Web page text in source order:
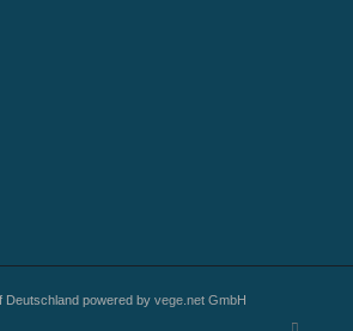
powered by vege.net GmbH